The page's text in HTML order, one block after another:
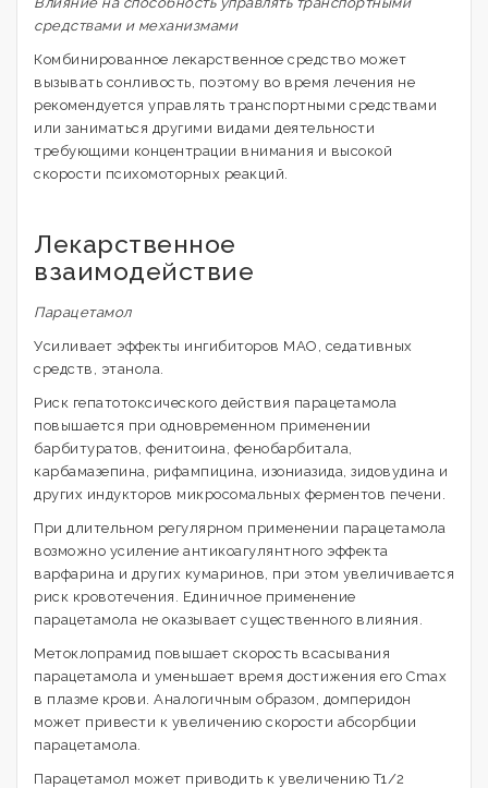
средствами и механизмами
Комбинированное лекарственное средство может
вызывать сонливость, поэтому во время лечения не
рекомендуется управлять транспортными средствами
или заниматься другими видами деятельности
требующими концентрации внимания и высокой
скорости психомоторных реакций.
Лекарственное
взаимодействие
Парацетамол
Усиливает эффекты ингибиторов МАО, седативных
средств, этанола.
Риск гепатотоксического действия парацетамола
повышается при одновременном применении
барбитуратов, фенитоина, фенобарбитала,
карбамазепина, рифампицина, изониазида, зидовудина и
других индукторов микросомальных ферментов печени.
При длительном регулярном применении парацетамола
возможно усиление антикоагулянтного эффекта
варфарина и других кумаринов, при этом увеличивается
риск кровотечения. Единичное применение
парацетамола не оказывает существенного влияния.
Метоклопрамид повышает скорость всасывания
парацетамола и уменьшает время достижения его Cmax
в плазме крови. Аналогичным образом, домперидон
может привести к увеличению скорости абсорбции
парацетамола.
Парацетамол может приводить к увеличению T1/2